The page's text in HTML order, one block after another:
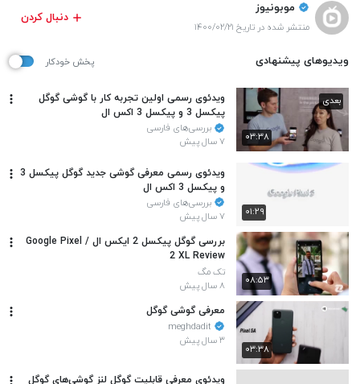
موبونیوز
منتشر شده در تاریخ ۱۴۰۰/۰۲/۲۱
دنبال کردن
ویدیوهای پیشنهادی پخش خودکار
۰۳:۳۸
بعدی
ویدئوی رسمی اولین تجربه کار با گوشی گوگل
پیکسل 3 و پیکسل 3 اکس ال
بررسی‌های فارسی
۷ سال پیش
۰۱:۲۹
ویدئوی رسمی معرفی گوشی جدید گوگل پیکسل 3
و پیکسل 3 اکس ال
بررسی‌های فارسی
۷ سال پیش
۰۸:۵۳
بررسی گوگل پیکسل 2 ایکس ال / Google Pixel
2 XL Review
تک مگ
۸ سال پیش
۰۳:۳۸
معرفی گوشی گوگل
meghdadit
۳ سال پیش
ویدئوی معرفی قابلیت گوگل لنز گوشی‌های گوگل